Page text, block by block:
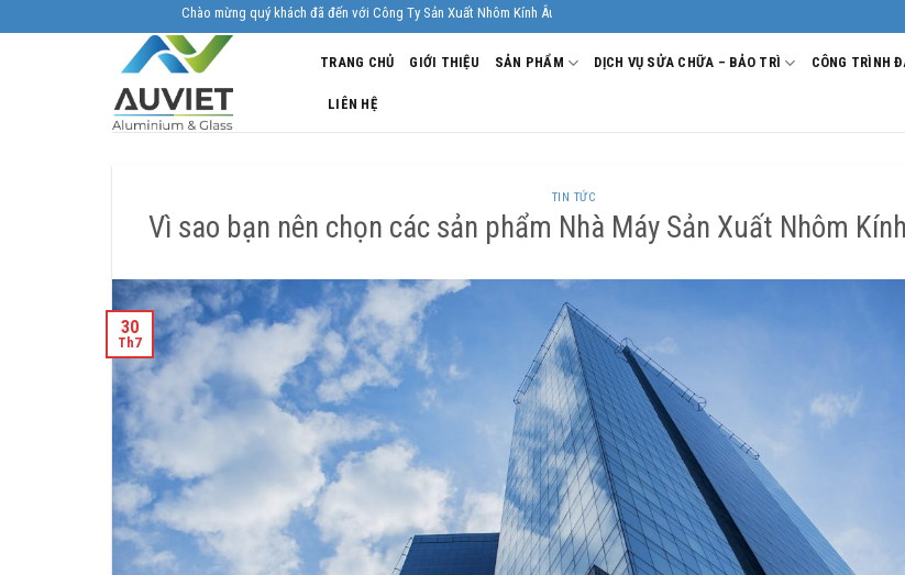
to
Chào mừng quý khách đã đến với Công Ty Sản Xuất Nhôm Kính Âu Viêt. Nhà Sản xuất - Thi công Nhôm kính uy tín, chất lượng.
TRANG CHỦ GIỚI THIỆU SẢN PHẨM DỊCH VỤ SỬA CHỮA – BẢO TRÌ CÔNG TRÌNH
LIÊN HỆ
TIN TỨC
Vì sao bạn nên chọn các sản phẩm Nhà Máy Sản Xuất Nhôm
30
Th7